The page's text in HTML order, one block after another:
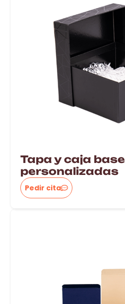
Tapa y caja base
personalizadas
Pedir cita